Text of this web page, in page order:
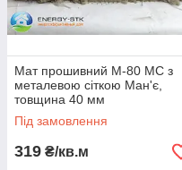
Мат прошивний М-80 МС з
металевою сіткою Ман'є,
товщина 40 мм
Під замовлення
319 ₴/кв.м